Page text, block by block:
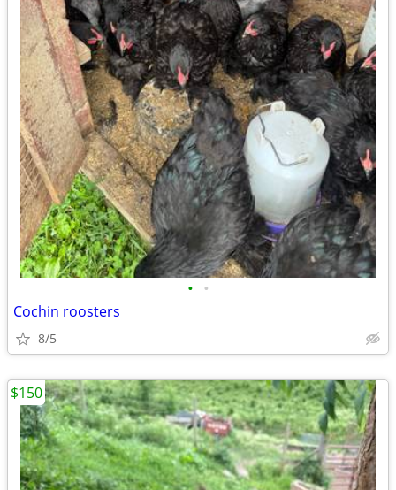
• •
Cochin roosters
8/5
$150